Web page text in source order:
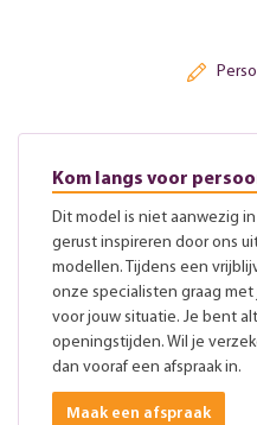
Kom langs voor
Dit model is niet aanwezig
gerust inspireren door ons
modellen. Tijdens een
onze specialisten graag
voor jouw situatie. Je bent
openingstijden. Wil je
dan vooraf een afspraak in.
Maak een afspraak